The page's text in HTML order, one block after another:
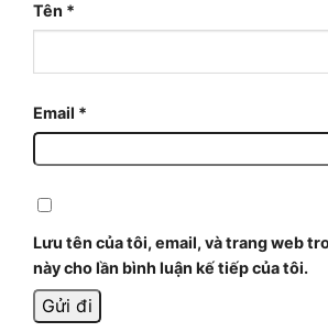
Tên *
Email *
Lưu tên của tôi, email, và trang web
này cho lần bình luận kế tiếp của tôi.